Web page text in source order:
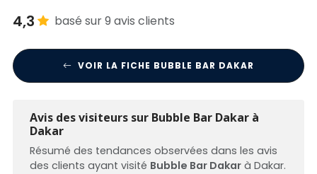
4,3 basé sur 9 avis clients
VOIR LA FICHE BUBBLE BAR DAKAR
Avis des visiteurs sur Bubble Bar Dakar à
Dakar
Résumé des tendances observées dans les avis
des clients ayant visité Bubble Bar Dakar à Dakar.